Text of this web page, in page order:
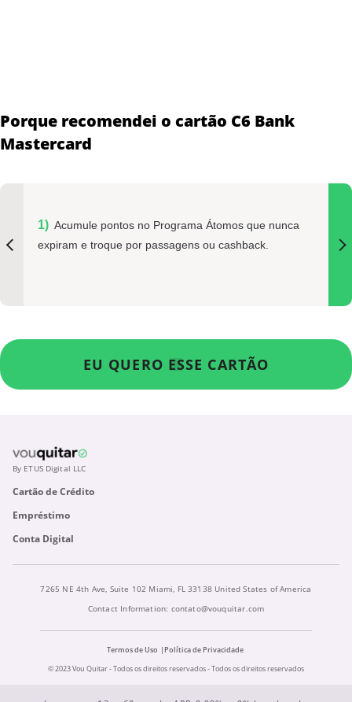
Porque recomendei o cartão C6 Bank
Mastercard
Acumule pontos no Programa Átomos que nunca
expiram e troque por passagens ou cashback.
EU QUERO ESSE CARTÃO
By ETUS Digital LLC
Cartão de Crédito
Empréstimo
Conta Digital
7265 NE 4th Ave, Suite 102 Miami, FL 33138 United States of America
Contact Information: contato@vouquitar.com
Termos de Uso
Política de Privacidade
© 2023 Vou Quitar - Todos os direitos reservados - Todos os direitos reservados